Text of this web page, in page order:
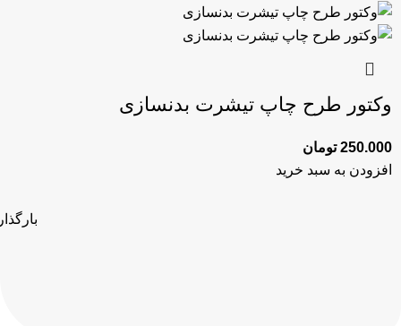
وکتور طرح چاپ تیشرت بدنسازی
250.000 تومان
افزودن به سبد خرید